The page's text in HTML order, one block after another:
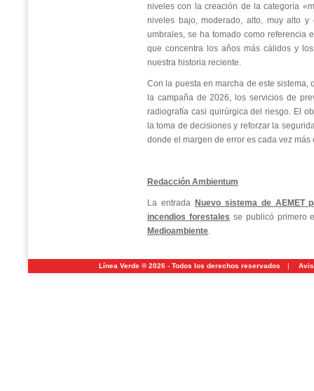
niveles con la creación de la categoría
niveles bajo, moderado, alto, muy alto y
umbrales, se ha tomado como referencia
que concentra los años más cálidos y
nuestra historia reciente.
Con la puesta en marcha de este sistema,
la campaña de 2026, los servicios de
radiografía casi quirúrgica del riesgo. El
la toma de decisiones y reforzar la
donde el margen de error es cada vez más
Redacción Ambientum
La entrada Nuevo sistema de AEMET
incendios forestales se publicó primero
Medioambiente.
Línea Verde ® 2026 - Todos los derechos reservados |